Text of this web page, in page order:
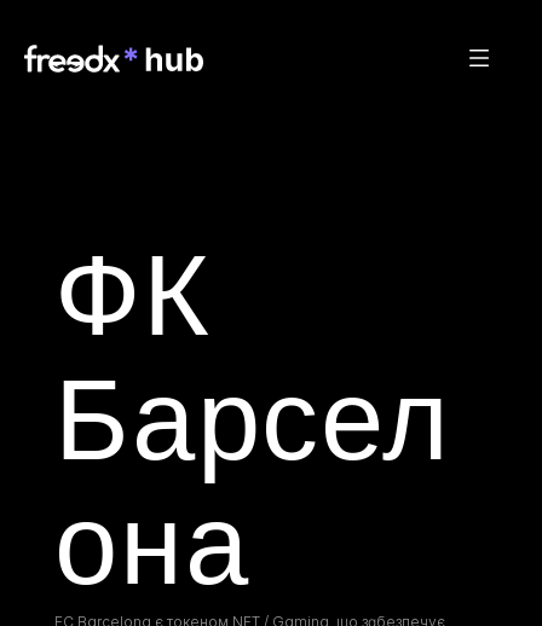
ФК
Барсел
она
FC Barcelona є токеном NFT / Gaming, що забезпечує